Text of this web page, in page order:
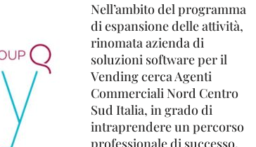
Nell’ambito del programma
di espansione delle attività,
rinomata azienda di
soluzioni software per il
Vending cerca Agenti
Commerciali Nord Centro
Sud Italia, in grado di
intraprendere un percorso
professionale di successo,